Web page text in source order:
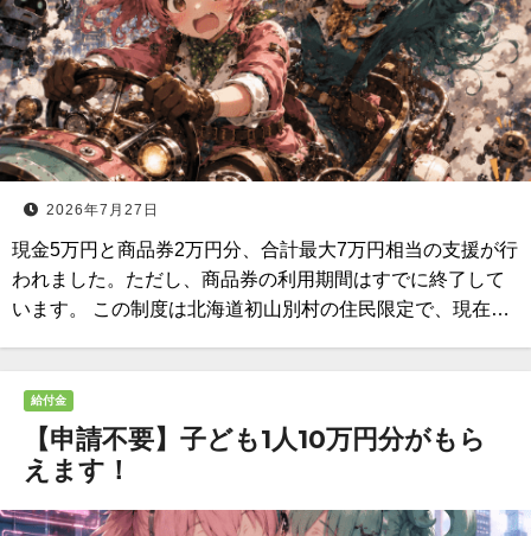
2026年7月27日
現金5万円と商品券2万円分、合計最大7万円相当の支援が行
われました。ただし、商品券の利用期間はすでに終了して
います。 この制度は北海道初山別村の住民限定で、現在…
給付金
【申請不要】子ども1人10万円分がもら
えます！